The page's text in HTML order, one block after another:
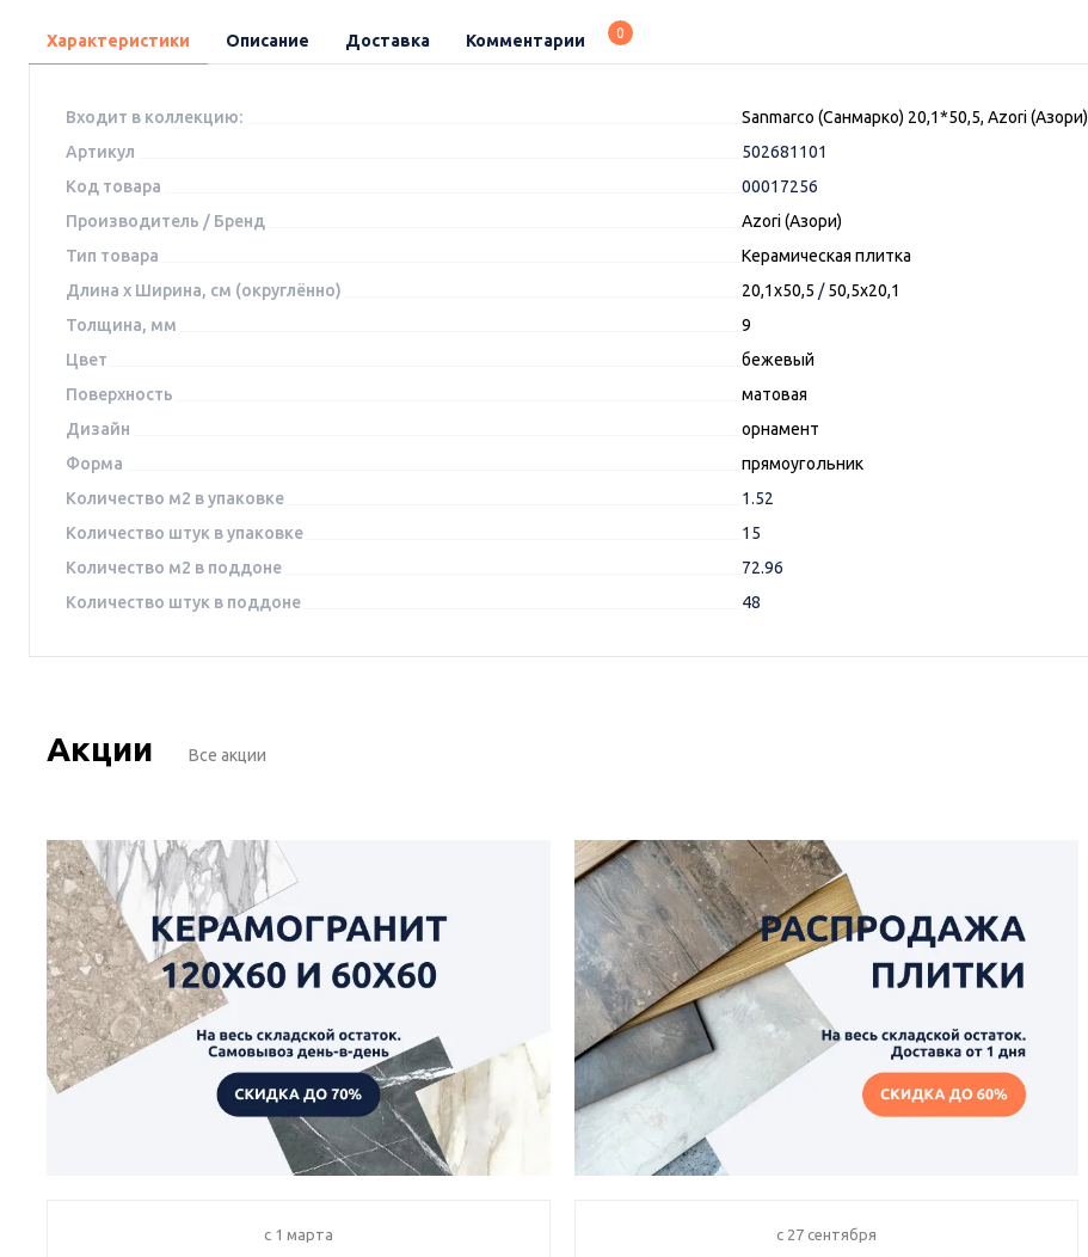
Характеристики Описание Доставка Комментарии 0
Входит в коллекцию:
Sanmarco (Санмарко) 20,1*50,5, Azori (Азори)
Артикул
502681101
Код товара
00017256
Производитель / Бренд
Azori (Азори)
Тип товара
Керамическая плитка
Длина x Ширина, см (округлённо)
20,1x50,5 /50,5x20,1
Толщина, мм
9
Цвет
бежевый
Поверхность
матовая
Дизайн
орнамент
Форма
прямоугольник
Количество м2 в упаковке
1.52
Количество штук в упаковке
15
Количество м2 в поддоне
72.96
Количество штук в поддоне
48
Акции Все акции
c 1 марта c 27 сентября